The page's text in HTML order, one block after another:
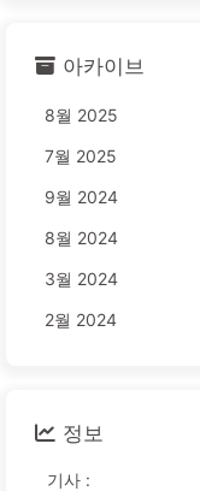
아카이브
8월 2025
7월 2025
9월 2024
8월 2024
3월 2024
2월 2024
정보
기사 :